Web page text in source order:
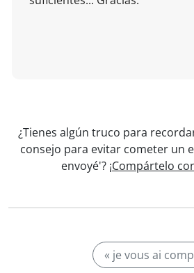
¿Tienes algún truco para
consejo para evitar cometer un
envoyé'? ¡Compártelo
« je vous ai